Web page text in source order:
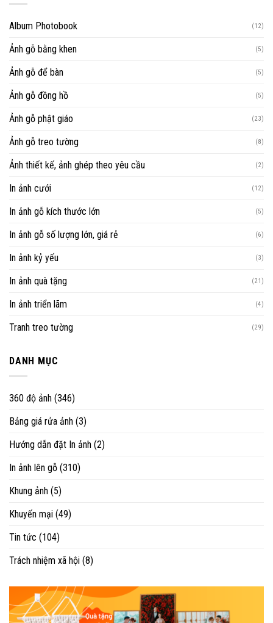
Album Photobook (12)
Ảnh gỗ bằng khen (5)
Ảnh gỗ để bàn (5)
Ảnh gỗ đồng hồ (5)
Ảnh gỗ phật giáo (23)
Ảnh gỗ treo tường (8)
Ảnh thiết kế, ảnh ghép theo yêu cầu (2)
In ảnh cưới (12)
In ảnh gỗ kích thước lớn (5)
In ảnh gỗ số lượng lớn, giá rẻ (6)
In ảnh kỷ yếu (3)
In ảnh quà tặng (21)
In ảnh triển lãm (4)
Tranh treo tường (29)
DANH MỤC
360 độ ảnh (346)
Bảng giá rửa ảnh (3)
Hướng dẫn đặt In ảnh (2)
In ảnh lên gỗ (310)
Khung ảnh (5)
Khuyến mại (49)
Tin tức (104)
Trách nhiệm xã hội (8)